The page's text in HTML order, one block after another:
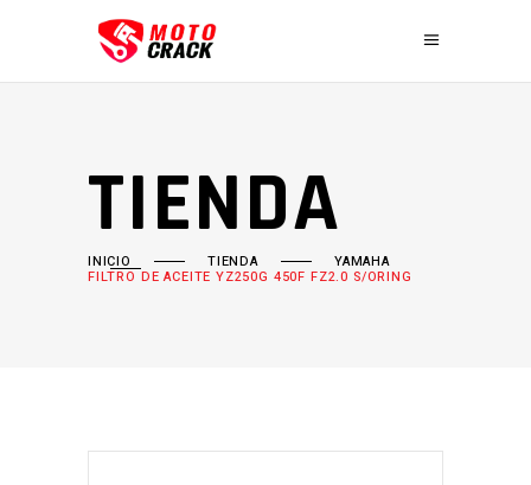
TIENDA
INICIO TIENDA YAMAHA
FILTRO DE ACEITE YZ250G 450F FZ2.0 S/ORING